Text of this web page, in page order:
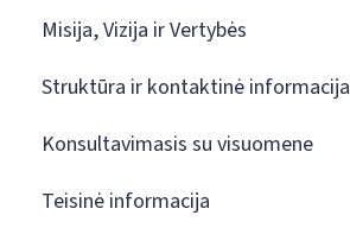
Misija, Vizija ir Vertybės
Struktūra ir kontaktinė informacija
Konsultavimasis su visuomene
Teisinė informacija